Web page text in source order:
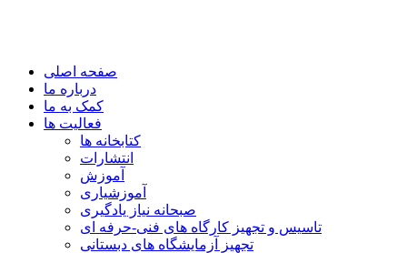
Children Cultural Development Center
صفحه اصلی
درباره ما
کمک به ما
فعالیت ها
کتابخانه ها
انتشارات
آموزش
آموزشیاری
صبحانه نیاز یادگیری
تاسیس و تجهیز کارگاه های فنی-حرفه ای
تجهیز آزمایشگاه های دبستانی